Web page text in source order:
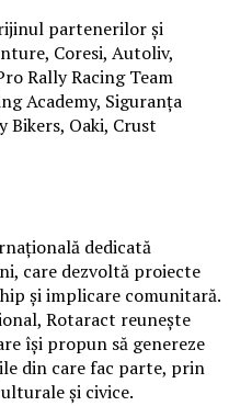
partenerilor și
Coresi, Autoliv,
Rally Racing Team
Academy, Siguranța
Bikers, Oaki, Crust
dedicată
care dezvoltă proiecte
și implicare comunitară.
Rotaract reunește
își propun să genereze
din care fac parte, prin
și civice.